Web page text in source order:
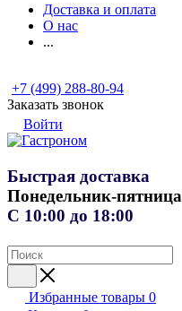
Доставка и оплата
О нас
...
+7 (499) 288-80-94
Заказать звонок
Войти
Быстрая доставка
Понедельник-пятница
С 10:00 до 18:00
Избранные товары 0